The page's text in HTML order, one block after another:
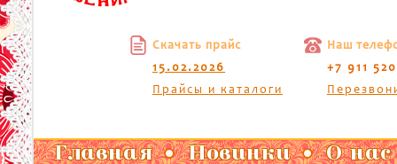
Скачать прайс
15.02.2026
Прайсы и каталоги
Наш
+7 911
Главная Новинки О нас